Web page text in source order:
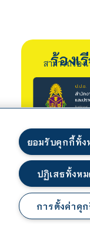
ร้อง
สามารถร้อ
นส่วนตัว
ยอมรับคุกกี้ทั้ง
ปฏิเสธทั้งห
การตั้งค่าคุ